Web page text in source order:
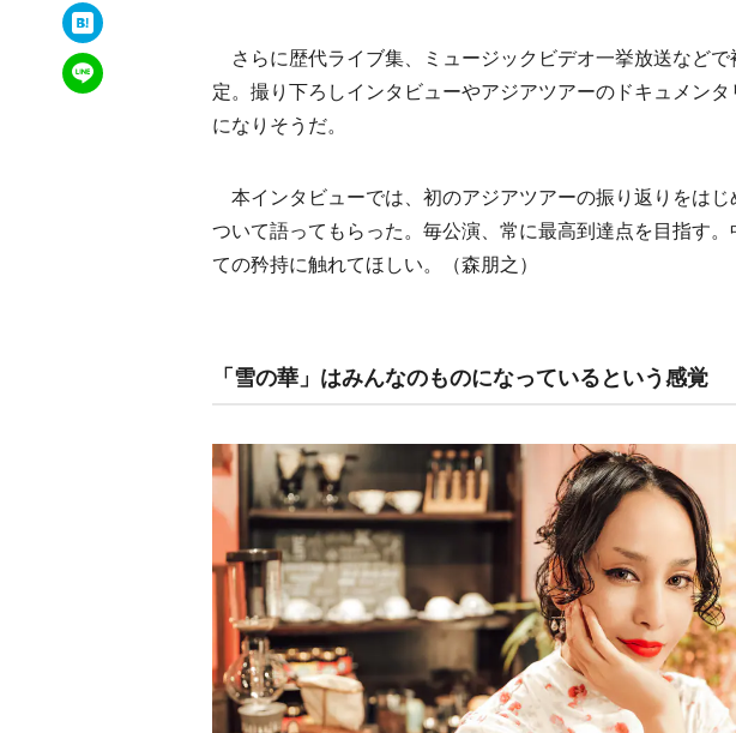
はてなブックマーク
LINEで送る
さらに歴代ライブ集、ミュージックビデオ一挙放送など
定。撮り下ろしインタビューやアジアツアーのドキュメン
になりそうだ。
本インタビューでは、初のアジアツアーの振り返りをは
ついて語ってもらった。毎公演、常に最高到達点を目指す
ての矜持に触れてほしい。（森朋之）
「雪の華」はみんなのものになっているという感覚